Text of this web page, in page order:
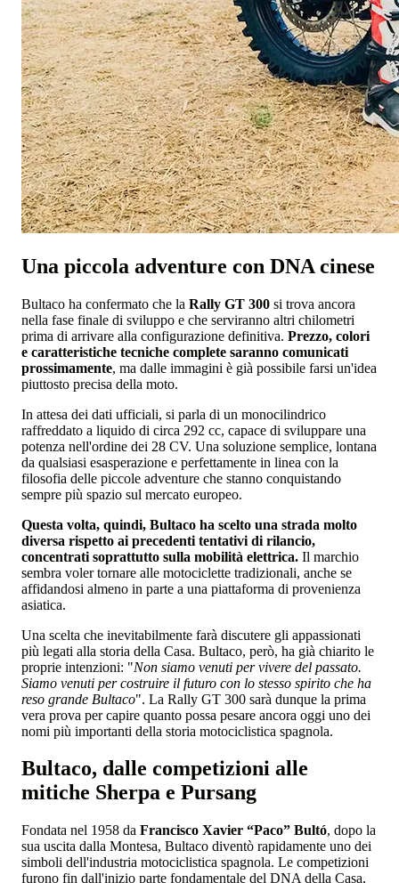
Una piccola adventure con DNA cinese
Bultaco ha confermato che la Rally GT 300 si trova ancora
nella fase finale di sviluppo e che serviranno altri chilometri
prima di arrivare alla configurazione definitiva. Prezzo, colori
e caratteristiche tecniche complete saranno comunicati
prossimamente, ma dalle immagini è già possibile farsi un'idea
piuttosto precisa della moto.
In attesa dei dati ufficiali, si parla di un monocilindrico
raffreddato a liquido di circa 292 cc, capace di sviluppare una
potenza nell'ordine dei 28 CV. Una soluzione semplice, lontana
da qualsiasi esasperazione e perfettamente in linea con la
filosofia delle piccole adventure che stanno conquistando
sempre più spazio sul mercato europeo.
Questa volta, quindi, Bultaco ha scelto una strada molto
diversa rispetto ai precedenti tentativi di rilancio,
concentrati soprattutto sulla mobilità elettrica. Il marchio
sembra voler tornare alle motociclette tradizionali, anche se
affidandosi almeno in parte a una piattaforma di provenienza
asiatica.
Una scelta che inevitabilmente farà discutere gli appassionati
più legati alla storia della Casa. Bultaco, però, ha già chiarito le
proprie intenzioni: "Non siamo venuti per vivere del passato.
Siamo venuti per costruire il futuro con lo stesso spirito che ha
reso grande Bultaco". La Rally GT 300 sarà dunque la prima
vera prova per capire quanto possa pesare ancora oggi uno dei
nomi più importanti della storia motociclistica spagnola.
Bultaco, dalle competizioni alle
mitiche Sherpa e Pursang
Fondata nel 1958 da Francisco Xavier “Paco” Bultó, dopo la
sua uscita dalla Montesa, Bultaco diventò rapidamente uno dei
simboli dell'industria motociclistica spagnola. Le competizioni
furono fin dall'inizio parte fondamentale del DNA della Casa,